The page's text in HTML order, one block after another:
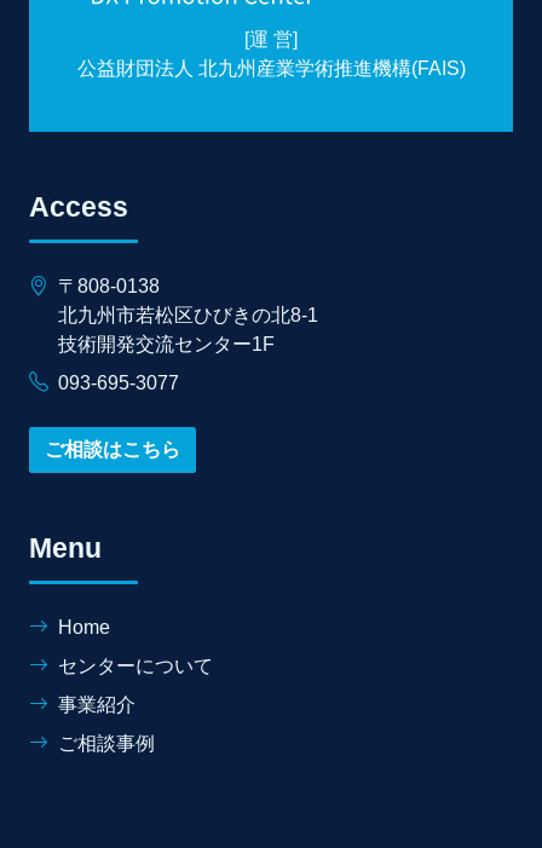
[運 営]
公益財団法人 北九州産業学術推進機構(FAIS)
Access
〒808-0138
北九州市若松区ひびきの北8-1
技術開発交流センター1F
093-695-3077
ご相談はこちら
Menu
Home
センターについて
事業紹介
ご相談事例